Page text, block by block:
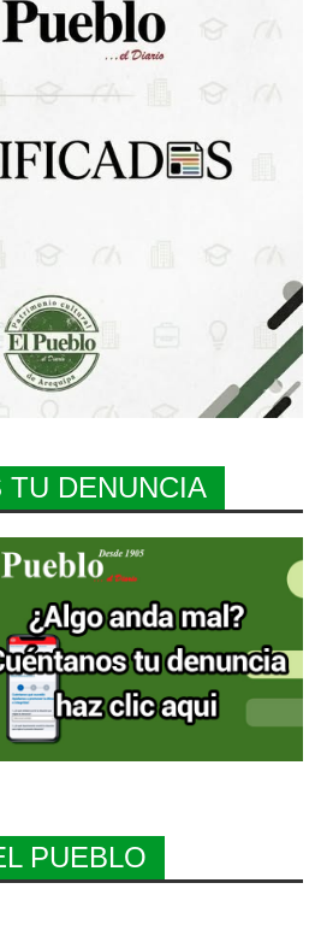
TU DENUNCIA
PUEBLO